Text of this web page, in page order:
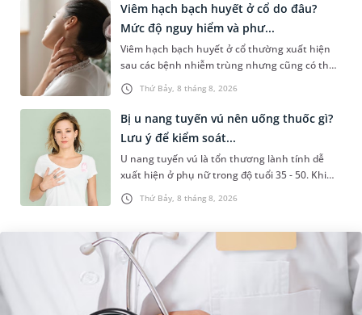
Thứ Bảy, 8 tháng 8, 2026
Viêm hạch bạch huyết ở cổ do đâu?
Mức độ nguy hiểm và phư...
Viêm hạch bạch huyết ở cổ thường xuất hiện
sau các bệnh nhiễm trùng nhưng cũng có thể
liên quan đến lao hạch hoặc ung thư. Để tìm
hiểu nguyên nhân gây viêm,...
Thứ Bảy, 8 tháng 8, 2026
Bị u nang tuyến vú nên uống thuốc gì?
Lưu ý để kiểm soát...
U nang tuyến vú là tổn thương lành tính dễ
xuất hiện ở phụ nữ trong độ tuổi 35 - 50. Khi
được chẩn đoán mắc bệnh, nhiều người
thường băn khoăn u nang tuyến v...